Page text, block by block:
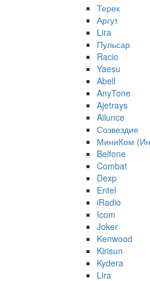
Терек
Аргут
Lira
Пульсар
Racio
Yaesu
Abell
AnyTone
Ajetrays
Ailunce
Созвездие
МиниКом
Belfone
Combat
Dexp
Entel
iRadio
Icom
Joker
Kenwood
Kirisun
Kydera
Lira